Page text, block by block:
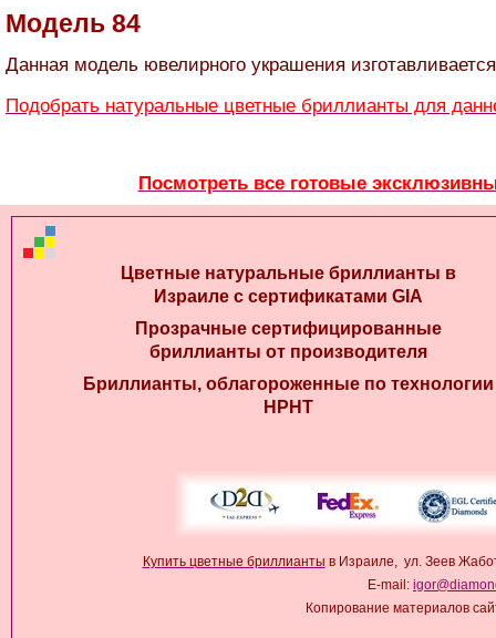
Модель 84
Данная модель ювелирного украшения
Подобрать натуральные цветные бриллианты для
Посмотреть все готовые
Цветные натуральные бриллианты в
Израиле с сертификатами GIA
Прозрачные сертифицированные
бриллианты от производителя
Бриллианты, облагороженные по технологии
HPHT
Купить цветные бриллианты в Израиле, ул. Зеев
E-mail:
Копирование материалов